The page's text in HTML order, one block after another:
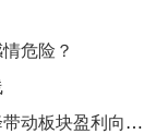
危险？
安信证券汽车零部件23年中期投资策略：成本下降带动板块盈利向上 景气度回暖刺激估值率先提升